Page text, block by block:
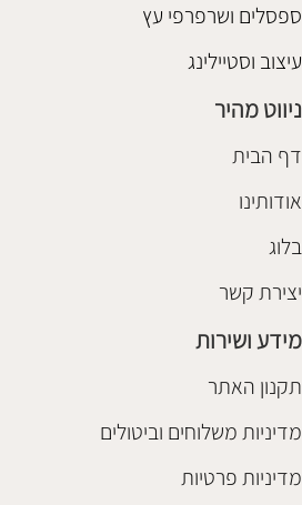
ספסלים ושרפרפי עץ
עיצוב וסטיילינג
ניווט מהיר
דף הבית
אודותינו
בלוג
יצירת קשר
מידע ושירות
תקנון האתר
מדיניות משלוחים וביטולים
מדיניות פרטיות